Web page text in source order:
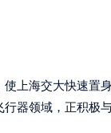
上海交大快速置
器领域，正积极